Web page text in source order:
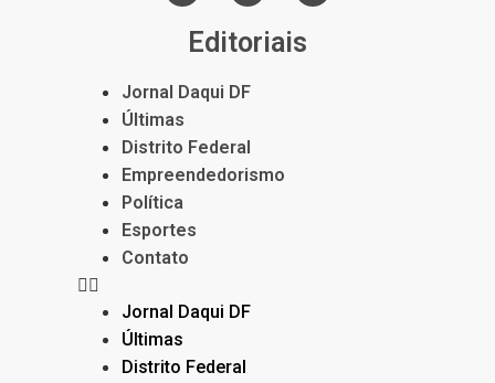
Editoriais
Jornal Daqui DF
Últimas
Distrito Federal
Empreendedorismo
Política
Esportes
Contato
Jornal Daqui DF
Últimas
Distrito Federal